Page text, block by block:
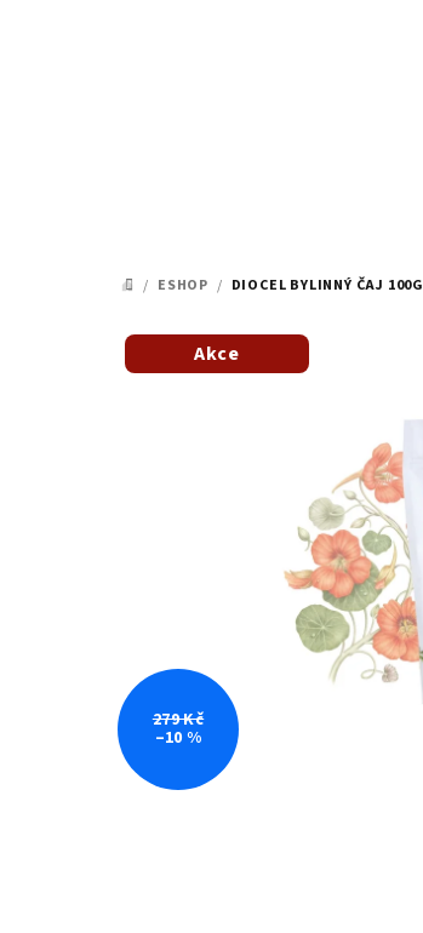
DOMŮ
/ ESHOP / DIOCEL BYLINNÝ ČAJ 100G
Akce
279 Kč
–10 %